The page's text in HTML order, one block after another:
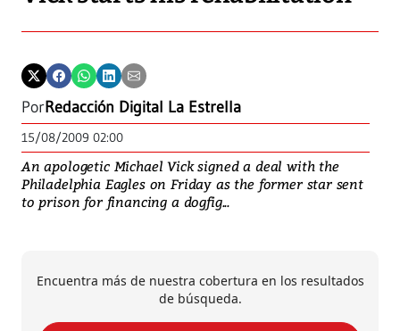
PorRedacción Digital La Estrella
15/08/2009 02:00
An apologetic Michael Vick signed a deal with the
Philadelphia Eagles on Friday as the former star sent
to prison for financing a dogfig...
Encuentra más de nuestra cobertura en los resultados
de búsqueda.